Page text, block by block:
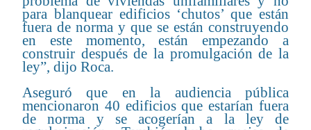
para blanquear edificios ‘chutos’ que están
fuera de norma y que se están construyendo
en este momento, están empezando a
construir después de la promulgación de la
ley”, dijo Roca.
Aseguró que en la audiencia pública
mencionaron 40 edificios que estarían fuera
de norma y se acogerían a la ley de